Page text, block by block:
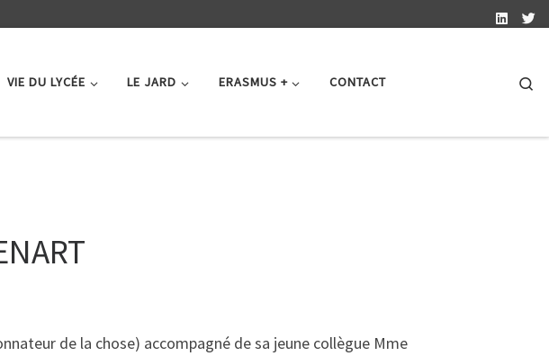
VIE DU LYCÉE LE JARD ERASMUS + CONTACT
de la chose) accompagné de sa jeune collègue Mme